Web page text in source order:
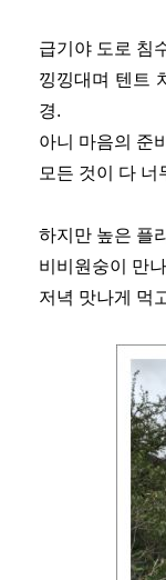
급기야 도로 침
낑낑대며 텐트
경.
아니 마음의 준
모든 것이 다
하지만 높은 플
비비원숭이 만
저녁 맛나게 먹